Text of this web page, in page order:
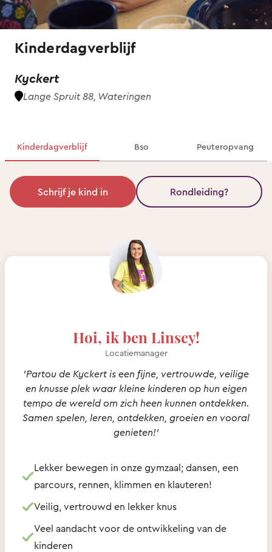
Kinderdagverblijf
Kyckert
Lange Spruit 88, Wateringen
Kinderdagverblijf Bso Peuteropvang
Schrijf je kind in Rondleiding?
Hoi, ik ben Linsey!
Locatiemanager
'Partou de Kyckert is een fijne, vertrouwde, veilige
en knusse plek waar kleine kinderen op hun eigen
tempo de wereld om zich heen kunnen ontdekken.
Samen spelen, leren, ontdekken, groeien en vooral
genieten!'
Lekker bewegen in onze gymzaal; dansen, een
parcours, rennen, klimmen en klauteren!
Veilig, vertrouwd en lekker knus
Veel aandacht voor de ontwikkeling van de
kinderen